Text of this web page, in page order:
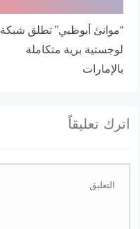
“موانئ أبوظبي” تطلق شبكة
لوجستية برية متكاملة
بالإمارات
اترك تعليقاً